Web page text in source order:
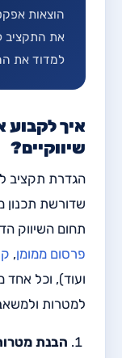
הוצאות
את התקציב
למדוד את
איך לקבוע
שיווקיים?
הגדרת תקציב
שדורשת תכנון
תחום השיווק
פרסום ממומן,
ועוד), וכל
למטרות
הבנת